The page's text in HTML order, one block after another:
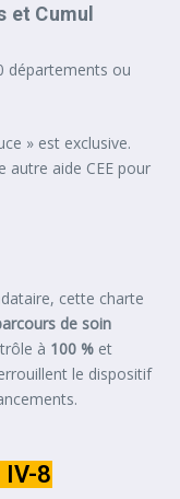
et Cumul
départements ou
» est exclusive.
autre aide CEE pour
cette charte
de soin
à 100 % et
le dispositif
IV-8